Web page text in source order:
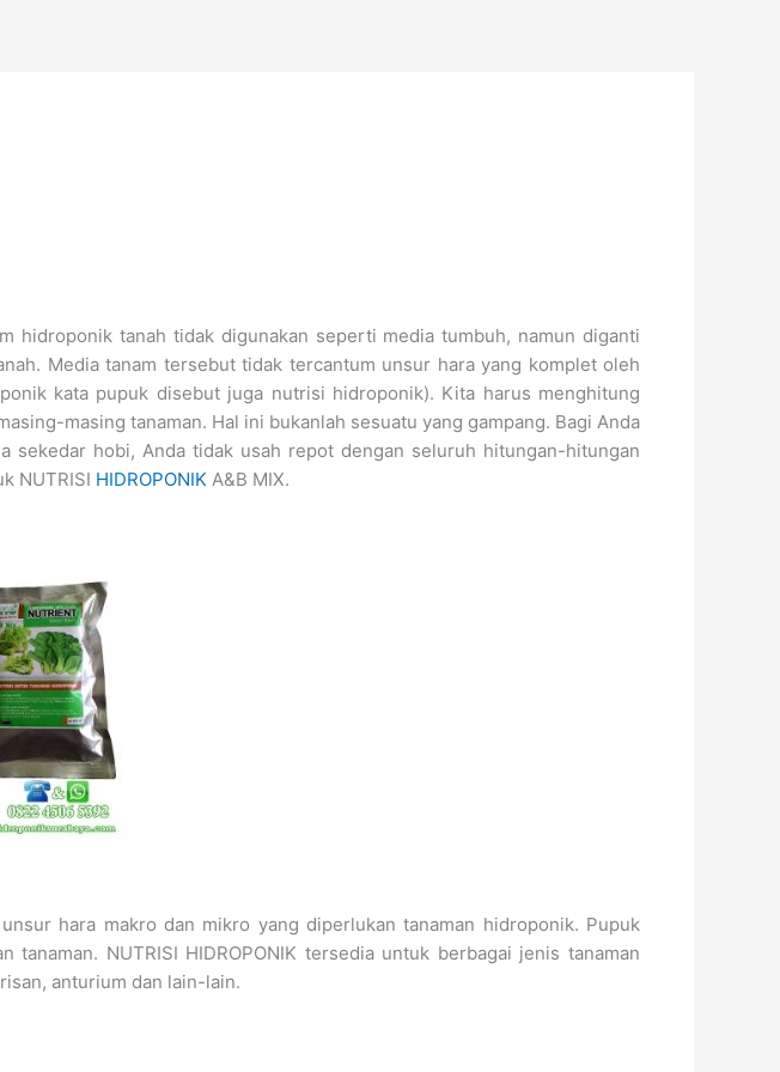
hidroponik tanah tidak digunakan seperti media tumbuh, namun diganti
Media tanam tersebut tidak tercantum unsur hara yang komplet oleh
kata pupuk disebut juga nutrisi hidroponik). Kita harus menghitung
masing tanaman. Hal ini bukanlah sesuatu yang gampang. Bagi Anda
sekedar hobi, Anda tidak usah repot dengan seluruh hitungan-hitungan
NUTRISI HIDROPONIK A&B MIX.
hara makro dan mikro yang diperlukan tanaman hidroponik. Pupuk
NUTRISI HIDROPONIK tersedia untuk berbagai jenis tanaman
anturium dan lain-lain.